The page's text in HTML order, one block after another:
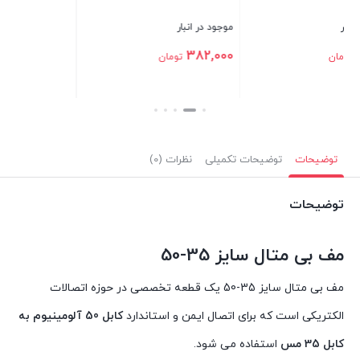
382,000
توضیحات توضیحات تکمیلی نظرات (0)
توضیحات
مف بی متال سایز 35-50
مف بی متال سایز 35-50 یک قطعه تخصصی در حوزه اتصالات
الکتریکی است که برای اتصال ایمن و استاندارد
کابل 50 آلومینیوم به
کابل 35 مس
استفاده می شود.